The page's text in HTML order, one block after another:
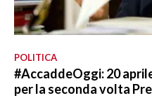
POLITICA
#AccaddeOggi: 20
per la seconda volta